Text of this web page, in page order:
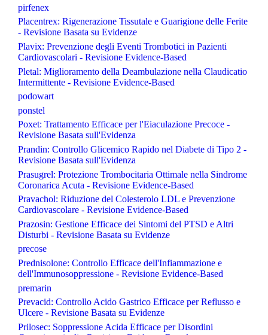
pirfenex
Placentrex: Rigenerazione Tissutale e Guarigione delle Ferite
- Revisione Basata su Evidenze
Plavix: Prevenzione degli Eventi Trombotici in Pazienti
Cardiovascolari - Revisione Evidence-Based
Pletal: Miglioramento della Deambulazione nella Claudicatio
Intermittente - Revisione Evidence-Based
podowart
ponstel
Poxet: Trattamento Efficace per l'Eiaculazione Precoce -
Revisione Basata sull'Evidenza
Prandin: Controllo Glicemico Rapido nel Diabete di Tipo 2 -
Revisione Basata sull'Evidenza
Prasugrel: Protezione Trombocitaria Ottimale nella Sindrome
Coronarica Acuta - Revisione Evidence-Based
Pravachol: Riduzione del Colesterolo LDL e Prevenzione
Cardiovascolare - Revisione Evidence-Based
Prazosin: Gestione Efficace dei Sintomi del PTSD e Altri
Disturbi - Revisione Basata su Evidenze
precose
Prednisolone: Controllo Efficace dell'Infiammazione e
dell'Immunosoppressione - Revisione Evidence-Based
premarin
Prevacid: Controllo Acido Gastrico Efficace per Reflusso e
Ulcere - Revisione Basata su Evidenze
Prilosec: Soppressione Acida Efficace per Disordini